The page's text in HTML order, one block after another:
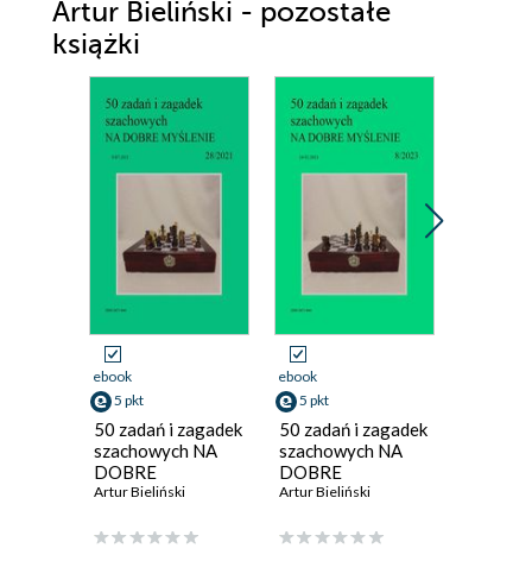
Artur Bieliński - pozostałe
książki
ebook
5 pkt
50 zadań i zagadek
szachowych NA
DOBRE
MYŚLENIE
Artur Bieliński
ebook
5 pkt
50 zadań i zagadek
szachowych NA
DOBRE
MYŚLENIE
Artur Bieliński